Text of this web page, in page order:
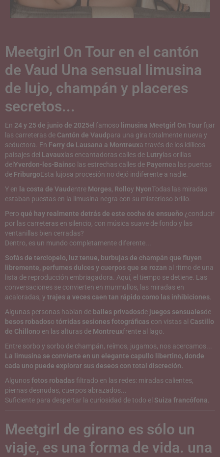
Meetgirl On Tour en el cantón
de Vaud Una sensual limusina
de lujo, champán y placeres
secretos...
En 24 y 25 de junio de 2025el famoso limusina Meetgirl On Tourfijar
las carreteras de Cantón de Vaud para una gira totalmente nueva y
seductora. En Ferry de Lausana a Montreuxa través de los idílicos
paisajes del Lavaux las encantadoras calles de Lutry las orillas
delYverdon-les-Bainso las estrechas calles de Payernea las puertas
de FriburgoEsta lujosa procesión no dejó indiferente a nadie.
Y en la costa de Vaud entre Morges, Rolloy NyonTodas las miradas
estaban puestas en la limusina negra con su misterioso brillo.
Pero qué hay realmente detrás de este coche de ensueño ¿conducir
por las carreteras en silencio, con música suave de fondo y las
ventanillas bien cerradas?
Dentro, es un mundo completamente diferente...
Sofás de terciopelo, luz tenue, burbujas de champán que fluyen
libremente, perfumes dulces y cuerpos que se rozan al ritmo de una
lista de reproducción embriagadora. Aquí, el tiempo se detiene. Las
conversaciones se convierten en murmullos, las miradas en
acaloradas, y trajes a veces caen tan rápido como las inhibiciones
Algunas personas hablan de bailes privadosde juegos sensualesde
besos robadoso tórridas sesiones fotográficas con vistas al Castillo
de Chillono en las alturas de Montreuxfrente al lago.
Entre sorbo y sorbo de champán, reímos, jugamos, nos acercamos...
La limusina se convierte en un elegante capullo libertino, donde
cada uno puede explorar sus deseos con total discreción.
Algunos fotos robadasfiltrado en las redes: miradas calientes,
piernas desnudas, cuerpos abrazados...
Suficiente para despertar la curiosidad de todo el Suiza francófona
Meetgirl de girano es sólo un
viaje, es una forma de vida. una